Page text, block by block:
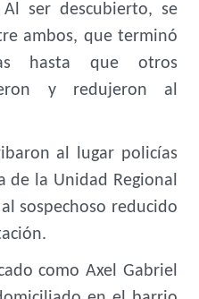
ser descubierto, se
ambos, que terminó
hasta que otros
y redujeron al
al lugar policías
de la Unidad Regional
sospechoso reducido
como Axel Gabriel